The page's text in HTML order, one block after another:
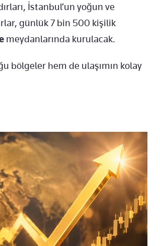
İstanbul’un yoğun ve
günlük 7 bin 500 kişilik
meydanlarında kurulacak.
bölgeler hem de ulaşımın kolay